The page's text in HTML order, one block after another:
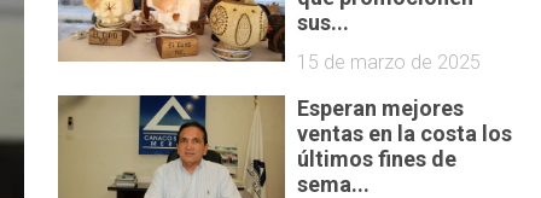
sus...
15 de marzo de 2025
Esperan mejores
ventas en la costa los
últimos fines de
sema...